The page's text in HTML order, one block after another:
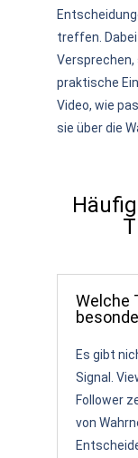
treffen.
Versprechen,
praktische
Video, wie
sie über die
Welche
Es gibt
Signal.
Follower
von